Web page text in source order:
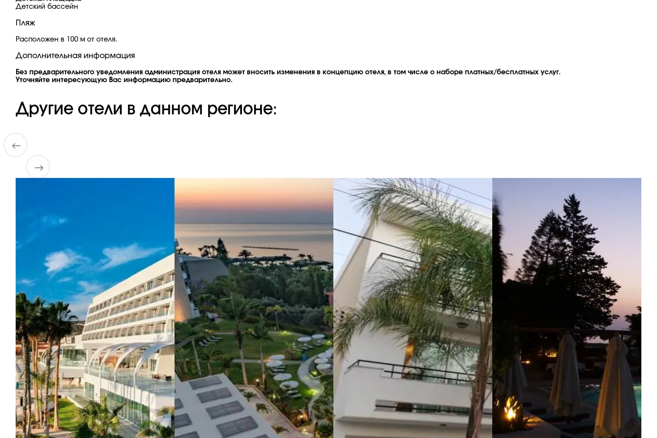
Детский бассейн
Пляж
Расположен в 100 м от отеля.
Дополнительная информация
Без предварительного уведомления администрация отеля может вносить изменения в концепцию отеля, в том числе о наборе платных/бесплатных услуг.
Уточняйте интересующую Вас информацию предварительно.
Другие отели в данном регионе: